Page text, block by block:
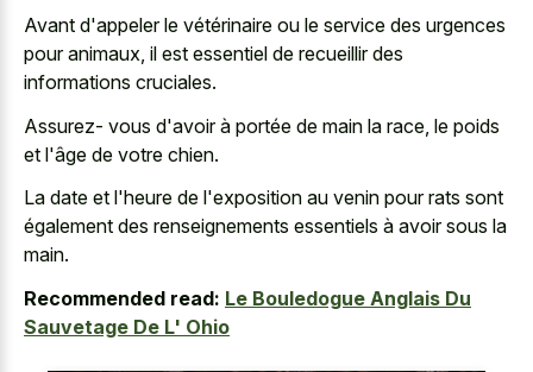
Avant d'appeler le vétérinaire ou le service des urgences
pour animaux, il est essentiel de recueillir des
informations cruciales.
Assurez- vous d'avoir à portée de main la race, le poids
et l'âge de votre chien.
La date et l'heure de l'exposition au venin pour rats sont
également des renseignements essentiels à avoir sous la
main.
Recommended read: Le Bouledogue Anglais Du
Sauvetage De L' Ohio